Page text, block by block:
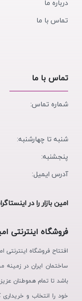
درباره ما
تماس با ما
تماس با ما
شماره تماس:
شنبه تا چهارشنبه:
پنجشنبه:
آدرس ایمیل:
امین بازار را در
فروشگاه اینترنتی
افتتاح فروشگاه
ساختمان ایران در
باشد تا تمام هموطنان
خود را انتخاب و